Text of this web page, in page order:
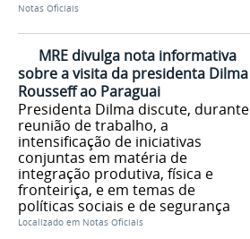
Notas Oficiais
MRE divulga nota informativa
sobre a visita da presidenta Dilma
Rousseff ao Paraguai
Presidenta Dilma discute, durante
reunião de trabalho, a
intensificação de iniciativas
conjuntas em matéria de
integração produtiva, física e
fronteiriça, e em temas de
políticas sociais e de segurança
Localizado em Notas Oficiais